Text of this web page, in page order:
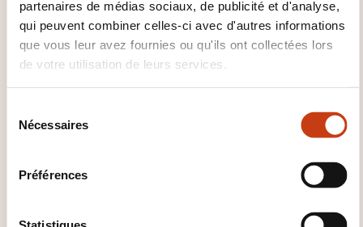
partenaires de médias sociaux, de publicité et d'analyse,
qui peuvent combiner celles-ci avec d'autres informations
que vous leur avez fournies ou qu'ils ont collectées lors
de votre utilisation de leurs services.
Nécessaires
Préférences
Fiscalité association
Fiscalité entreprise
Fiscalité européenne
Fiscalité immobilière
Fiscalité internationale
Fiscalité mobilière
revenu
TVA Tva intracommunautaire